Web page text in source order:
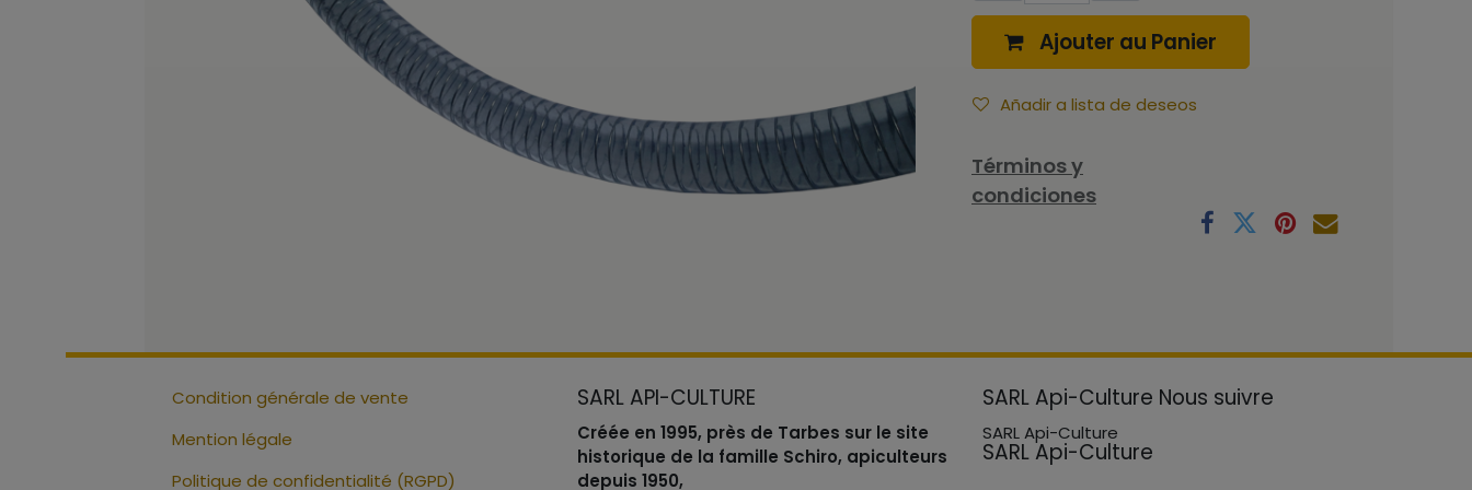
Ajouter au Panier
Añadir a lista de deseos
Términos y
condiciones
Condition générale de vente
Mention légale
Politique de confidentialité (RGPD)
SARL API-CULTURE
Créée en 1995, près de Tarbes sur le site
historique de la famille Schiro, apiculteurs
depuis 1950,
SARL Api-Culture Nous suivre
SARL Api-Culture
SARL Api-Culture